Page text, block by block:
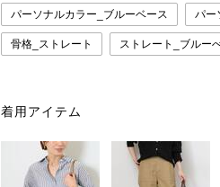
パーソナルカラー_ブルーベース パー
骨格_ストレート ストレート_ブルー
着用アイテム